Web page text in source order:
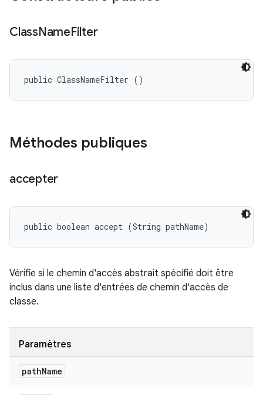
ClassNameFilter
public ClassNameFilter ()
Méthodes publiques
accepter
public boolean accept (String pathName)
Vérifie si le chemin d'accès abstrait spécifié doit être
inclus dans une liste d'entrées de chemin d'accès de
classe.
Paramètres
pathName